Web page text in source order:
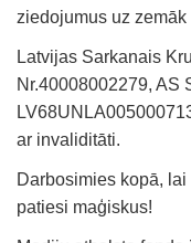
ziedojumus uz
Latvijas Sarkanais
Nr.40008002279, AS
ar invaliditāti.
Darbosimies kopā,
patiesi maģiskus!